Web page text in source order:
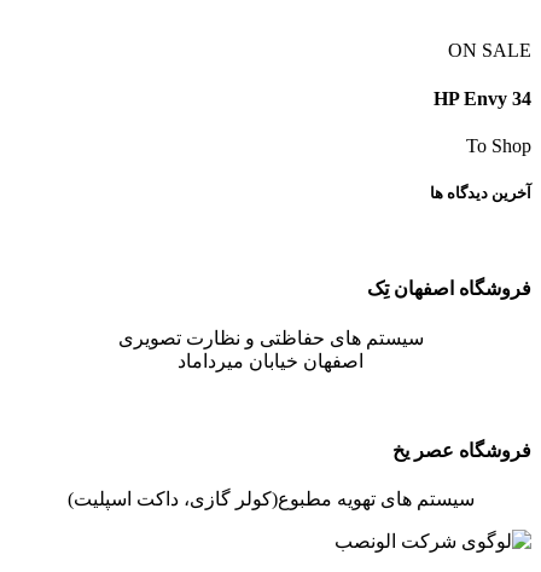
ON SALE
HP Envy 34
To Shop
آخرین دیدگاه ها
فروشگاه اصفهان تِک
سیستم های حفاظتی و نظارت تصویری
اصفهان خیابان میرداماد
فروشگاه عصر یخ
سیستم های تهویه مطبوع(کولر گازی، داکت اسپلیت)